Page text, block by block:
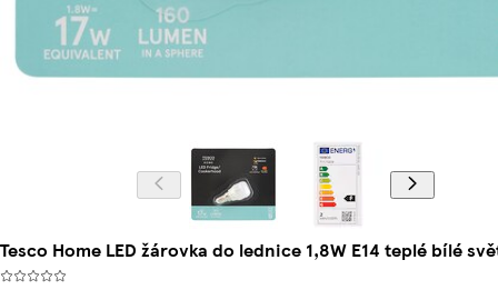
Tesco Home LED žárovka do lednice 1,8W E14 teplé bílé